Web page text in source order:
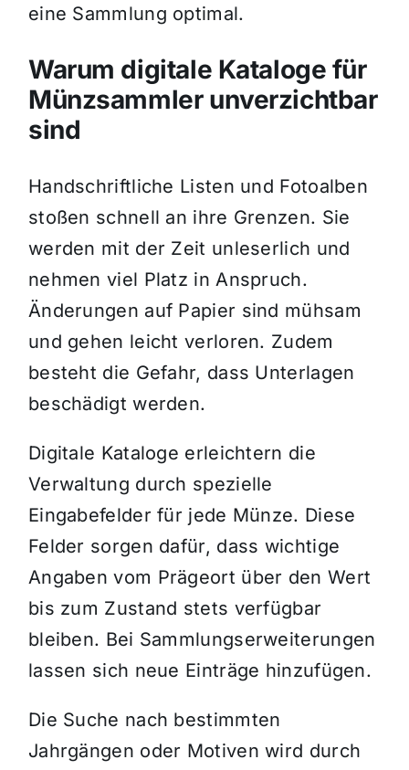
eine Sammlung optimal.
Warum digitale Kataloge für
Münzsammler unverzichtbar
sind
Handschriftliche Listen und Fotoalben
stoßen schnell an ihre Grenzen. Sie
werden mit der Zeit unleserlich und
nehmen viel Platz in Anspruch.
Änderungen auf Papier sind mühsam
und gehen leicht verloren. Zudem
besteht die Gefahr, dass Unterlagen
beschädigt werden.
Digitale Kataloge erleichtern die
Verwaltung durch spezielle
Eingabefelder für jede Münze. Diese
Felder sorgen dafür, dass wichtige
Angaben vom Prägeort über den Wert
bis zum Zustand stets verfügbar
bleiben. Bei Sammlungserweiterungen
lassen sich neue Einträge hinzufügen.
Die Suche nach bestimmten
Jahrgängen oder Motiven wird durch